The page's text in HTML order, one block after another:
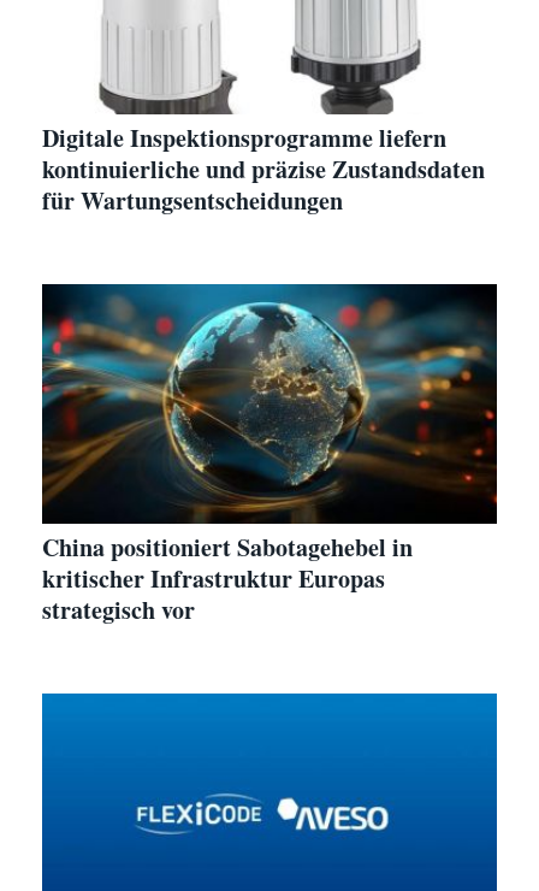
Digitale Inspektionsprogramme liefern
kontinuierliche und präzise Zustandsdaten
für Wartungsentscheidungen
China positioniert Sabotagehebel in
kritischer Infrastruktur Europas
strategisch vor